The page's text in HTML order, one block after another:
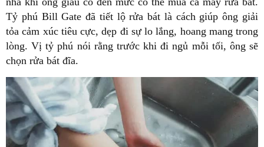
Tỷ phú Bill Gate đã tiết lộ rửa bát là cách giúp ông giải
tỏa cảm xúc tiêu cực, dẹp đi sự lo lắng, hoang mang trong
lòng. Vị tỷ phú nói rằng trước khi đi ngủ mỗi tối, ông sẽ
chọn rửa bát đĩa.